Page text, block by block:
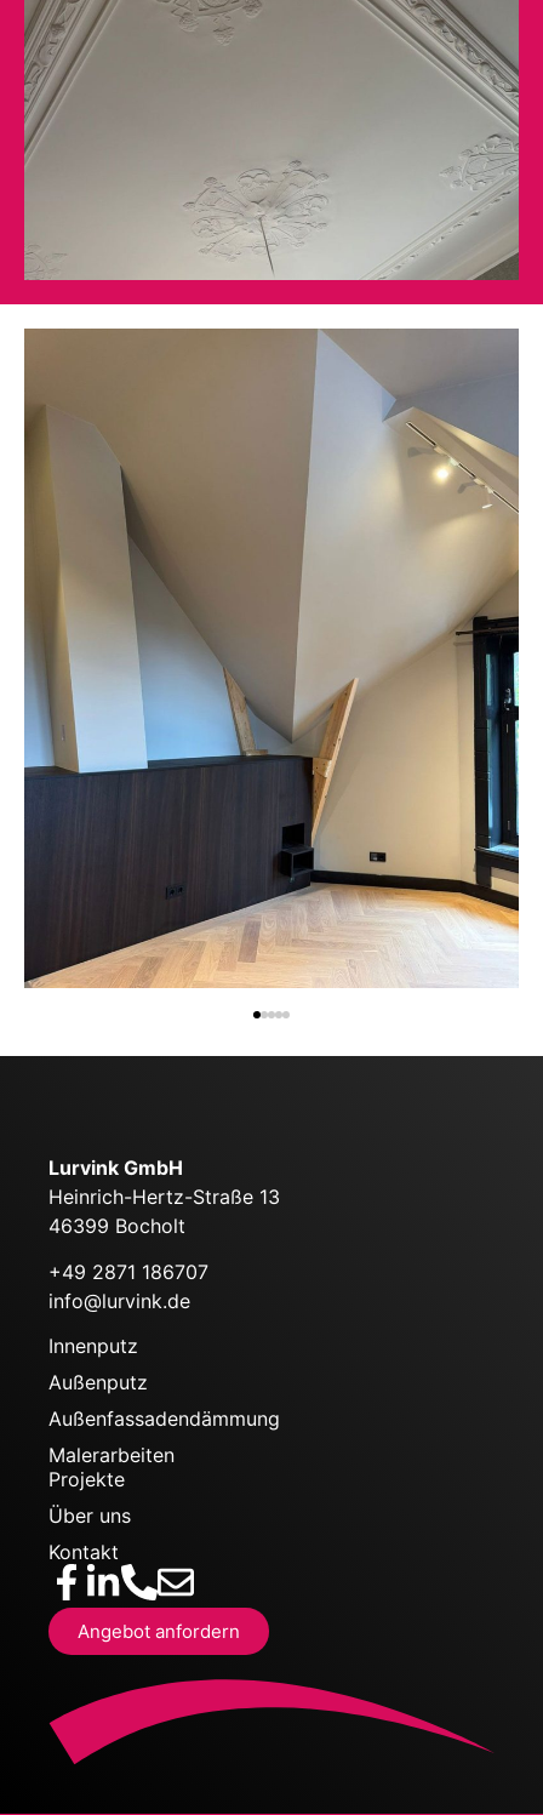
Lurvink GmbH
Heinrich-Hertz-Straße 13
46399 Bocholt
+49 2871 186707
info@lurvink.de
Innenputz
Außenputz
Außenfassadendämmung
Malerarbeiten
Projekte
Über uns
Kontakt
Angebot anfordern